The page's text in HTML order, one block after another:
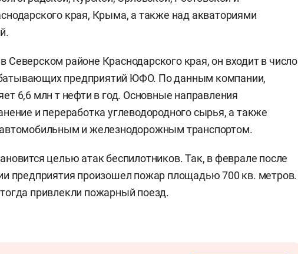
края, Крыма, а также над акваториями
районе Краснодарского края, он входит в число
предприятий ЮФО. По данным компании,
6,6 млн т нефти в год. Основные направления
и переработка углеводородного сырья, а также
автомобильным и железнодорожным транспортом.
целью атак беспилотников. Так, в феврале после
предприятия произошел пожар площадью 700 кв. метров.
привлекли пожарный поезд.